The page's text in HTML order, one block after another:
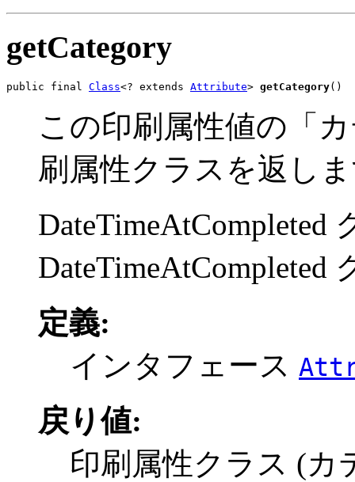
getCategory
public final Class<? extends Attribute> getCategory()
この印刷属性値の「
刷属性クラスを返し
DateTimeAtCompleted
定義:
インタフェース
戻り値:
印刷属性クラス (カ